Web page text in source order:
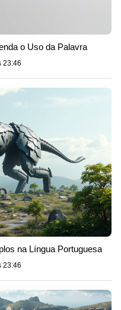
o Uso da Palavra
23:46
na Língua Portuguesa
23:46